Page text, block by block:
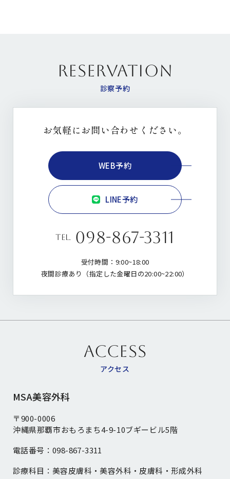
RESERVATION
診察予約
お気軽にお問い合わせください。
tel. 098-867-3311
受付時間：9:00~18:00
夜間診療あり（指定した金曜日の20:00~22:00）
WEB予約
LINE予約
ACCESS
アクセス
MSA美容外科
〒900-0006
沖縄県那覇市おもろまち4-9-10ブギービル5階
電話番号： 098-867-3311
診療科目： 美容皮膚科・美容外科・皮膚科・形成外科